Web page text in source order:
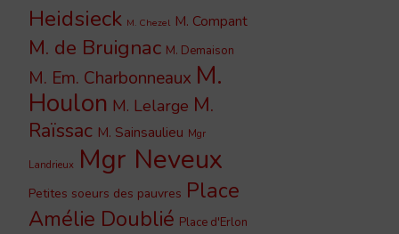
Heidsieck M. Chezel M. Compant
M. de Bruignac M. Demaison
M. Em. Charbonneaux M.
Houlon M. Lelarge M.
Raïssac M. Sainsaulieu Mgr
Landrieux Mgr Neveux
Petites soeurs des pauvres Place
Amélie Doublié Place d'Erlon